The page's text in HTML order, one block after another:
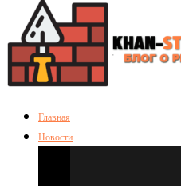
Главная
Новости